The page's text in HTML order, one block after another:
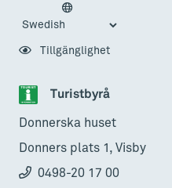
Turistbyrå
Donnerska huset
Donners plats 1, Visby
0498-20 17 00
Tillgänglighet